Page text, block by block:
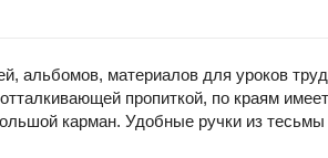
альбомов, материалов для уроков
пропиткой, по краям
карман. Удобные ручки из тесьмы